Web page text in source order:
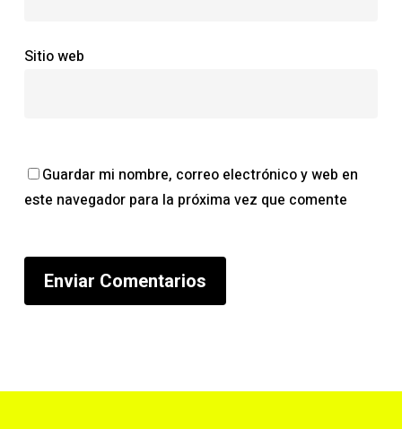
Sitio web
Guardar mi nombre, correo electrónico y web en
este navegador para la próxima vez que comente